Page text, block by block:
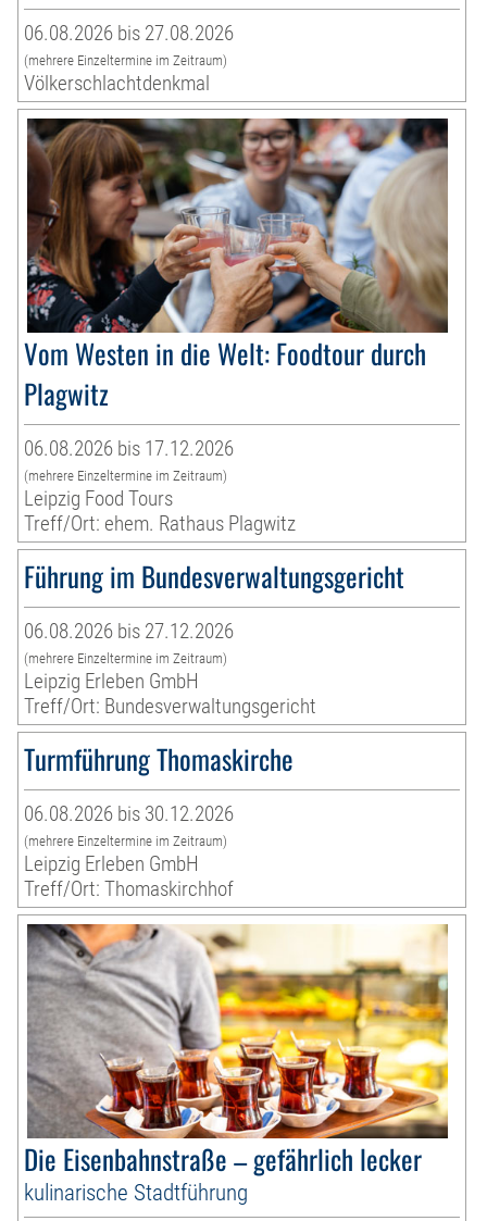
06.08.2026 bis 27.08.2026
(mehrere Einzeltermine im Zeitraum)
Völkerschlachtdenkmal
Vom Westen in die Welt: Foodtour durch
Plagwitz
06.08.2026 bis 17.12.2026
(mehrere Einzeltermine im Zeitraum)
Leipzig Food Tours
Treff/Ort: ehem. Rathaus Plagwitz
Führung im Bundesverwaltungsgericht
06.08.2026 bis 27.12.2026
(mehrere Einzeltermine im Zeitraum)
Leipzig Erleben GmbH
Treff/Ort: Bundesverwaltungsgericht
Turmführung Thomaskirche
06.08.2026 bis 30.12.2026
(mehrere Einzeltermine im Zeitraum)
Leipzig Erleben GmbH
Treff/Ort: Thomaskirchhof
Die Eisenbahnstraße – gefährlich lecker
kulinarische Stadtführung